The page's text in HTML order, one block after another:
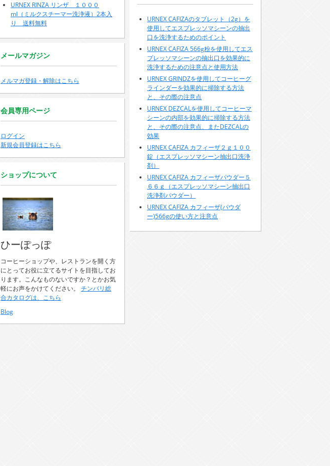
URNEX RINZA リンザ １０００
ml（ミルクスチーマー洗浄液）2本入
り 送料無料
URNEX CAFIZAのタブレット（2g）を
使用してエスプレッソマシーンの抽出
口を洗浄するためのポイント
URNEX CAFIZA 566g粉を使用してエス
プレッソマシーンの抽出口を効果的に
洗浄するための注意点と使用方法
URNEX GRINDZを使用してコーヒーグ
ラインダーを効果的に掃除する方法
と、その際の注意点
URNEX DEZCALを使用してコーヒーマ
シーンの内部を効果的に掃除する方法
と、その際の注意点、またDEZCALの
効果
URNEX CAFIZA カフィーザ２ｇ１００
錠（エスプレッソマシーン抽出口洗浄
剤）
URNEX CAFIZA カフィーザパウダー５
６６ｇ（エスプレッソマシーン抽出口
洗浄剤パウダー）
URNEX CAFIZA カフィーザ(パウダ
ー)566gの使い方と注意点
メールマガジン
メルマガ登録・解除はこちら
会員専用ページ
ログイン
新規会員登録はこちら
ショップについて
ひーぽっぽ
コーヒーショップや、レストランを開く方
にとってお役に立てるサイトを目指してお
ります。こんなものないですか？とかお気
軽にお声をかけてください。 チンバリ総
合カタログは、こちら
Blog